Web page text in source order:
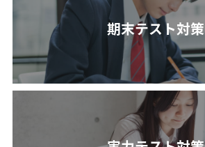
期末テスト対策